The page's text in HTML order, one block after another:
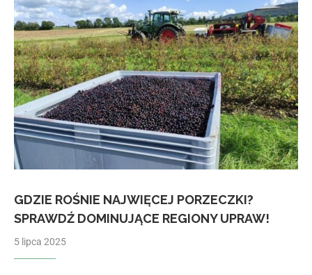
GDZIE ROŚNIE NAJWIĘCEJ PORZECZKI?
SPRAWDŹ DOMINUJĄCE REGIONY UPRAW!
5 lipca 2025